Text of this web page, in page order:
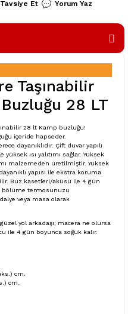
Tavsiye Et Yorum Yaz
Taşınabilir
28 LT
28 lt Kamp buzluğu!
içeride hapseder.
dayanıklıdır. Çift duvar yapılı
ısı yalıtımı sağlar. Yüksek
malzemeden üretilmiştir. Yüksek
yapısı ile ekstra koruma
Buz kasetleri/aküsü ile 4 gün
bölüme termosunuzu
veya masa olarak
yol arkadaşı; macera ne olursa
ile 4 gün boyunca soğuk kalır.
cm.
cm.